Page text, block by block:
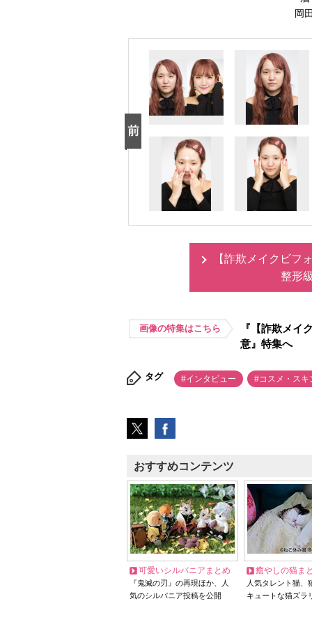
岡
【詐欺メイクビフ
整形
画像の特集はこちら
『【詐欺メイ
意』特集へ
タグ #インタビュー #コスメ・スキ
おすすめコンテンツ
可愛いシルバニアまとめ
『鬼滅の刃』の再現ほか、人
気のシルバニア投稿を公開
癒やしの猫ま
人気タレント猫
キュートな猫ズラ